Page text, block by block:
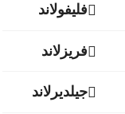
فليفولاند
فريزلاند
جيلديرلاند